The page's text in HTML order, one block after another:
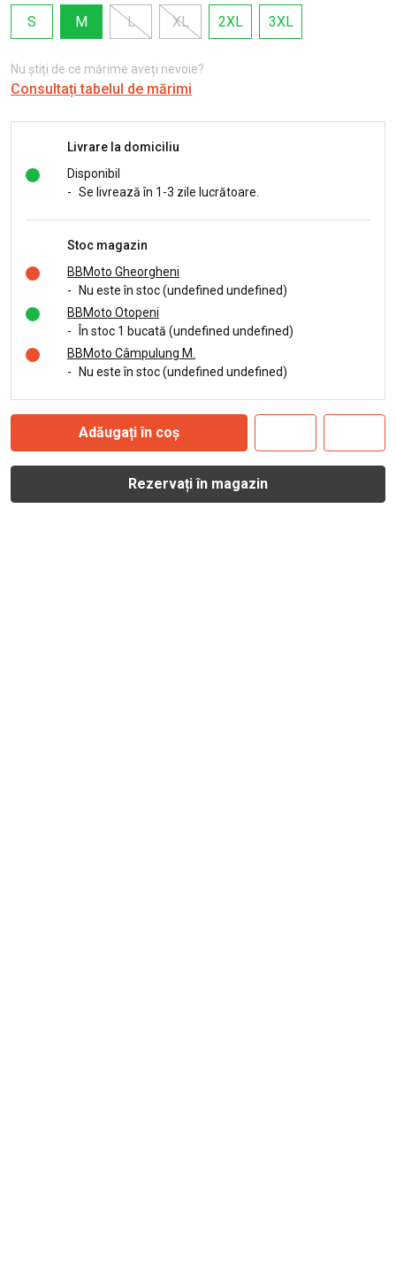
S
M L XL 2XL 3XL
Nu știți de ce mărime aveți nevoie?
Consultați tabelul de mărimi
Livrare la domiciliu
Disponibil
- Se livrează în 1-3 zile lucrătoare.
Stoc magazin
BBMoto Gheorgheni
-
Nu este în stoc (undefined undefined)
BBMoto Otopeni
-
În stoc 1 bucată (undefined undefined)
BBMoto Câmpulung M.
-
Nu este în stoc (undefined undefined)
Adăugați în coș
Rezervați în magazin